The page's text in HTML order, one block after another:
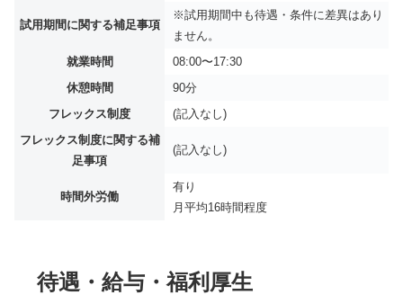
試用期間に関する補足事項
※試用期間中も待遇・条件に差異はあり
ません。
就業時間
08:00〜17:30
休憩時間
90分
フレックス制度
(記入なし)
フレックス制度に関する補
足事項
(記入なし)
時間外労働
有り
月平均16時間程度
待遇・給与・福利厚生